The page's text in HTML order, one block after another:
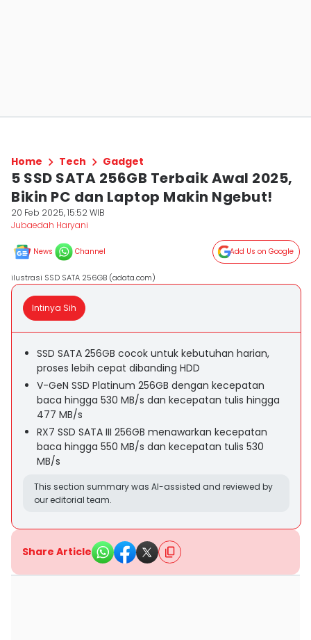
Home Tech Gadget
5 SSD SATA 256GB Terbaik Awal 2025,
Bikin PC dan Laptop Makin Ngebut!
20 Feb 2025, 15:52 WIB
Jubaedah Haryani
News Channel Add Us on Google
ilustrasi SSD SATA 256GB (adata.com)
Intinya Sih
SSD SATA 256GB cocok untuk kebutuhan harian,
proses lebih cepat dibanding HDD
V-GeN SSD Platinum 256GB dengan kecepatan
baca hingga 530 MB/s dan kecepatan tulis hingga
477 MB/s
RX7 SSD SATA III 256GB menawarkan kecepatan
baca hingga 550 MB/s dan kecepatan tulis 530
MB/s
This section summary was AI-assisted and reviewed by
our editorial team.
Share Article